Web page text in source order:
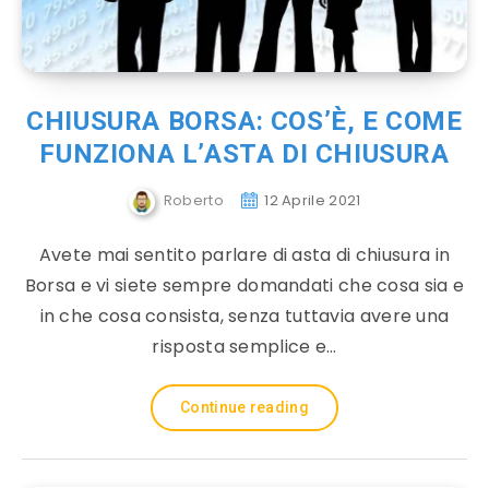
CHIUSURA BORSA: COS’È, E COME
FUNZIONA L’ASTA DI CHIUSURA
Roberto 12 Aprile 2021
Avete mai sentito parlare di asta di chiusura in
Borsa e vi siete sempre domandati che cosa sia e
in che cosa consista, senza tuttavia avere una
risposta semplice e…
Continue reading